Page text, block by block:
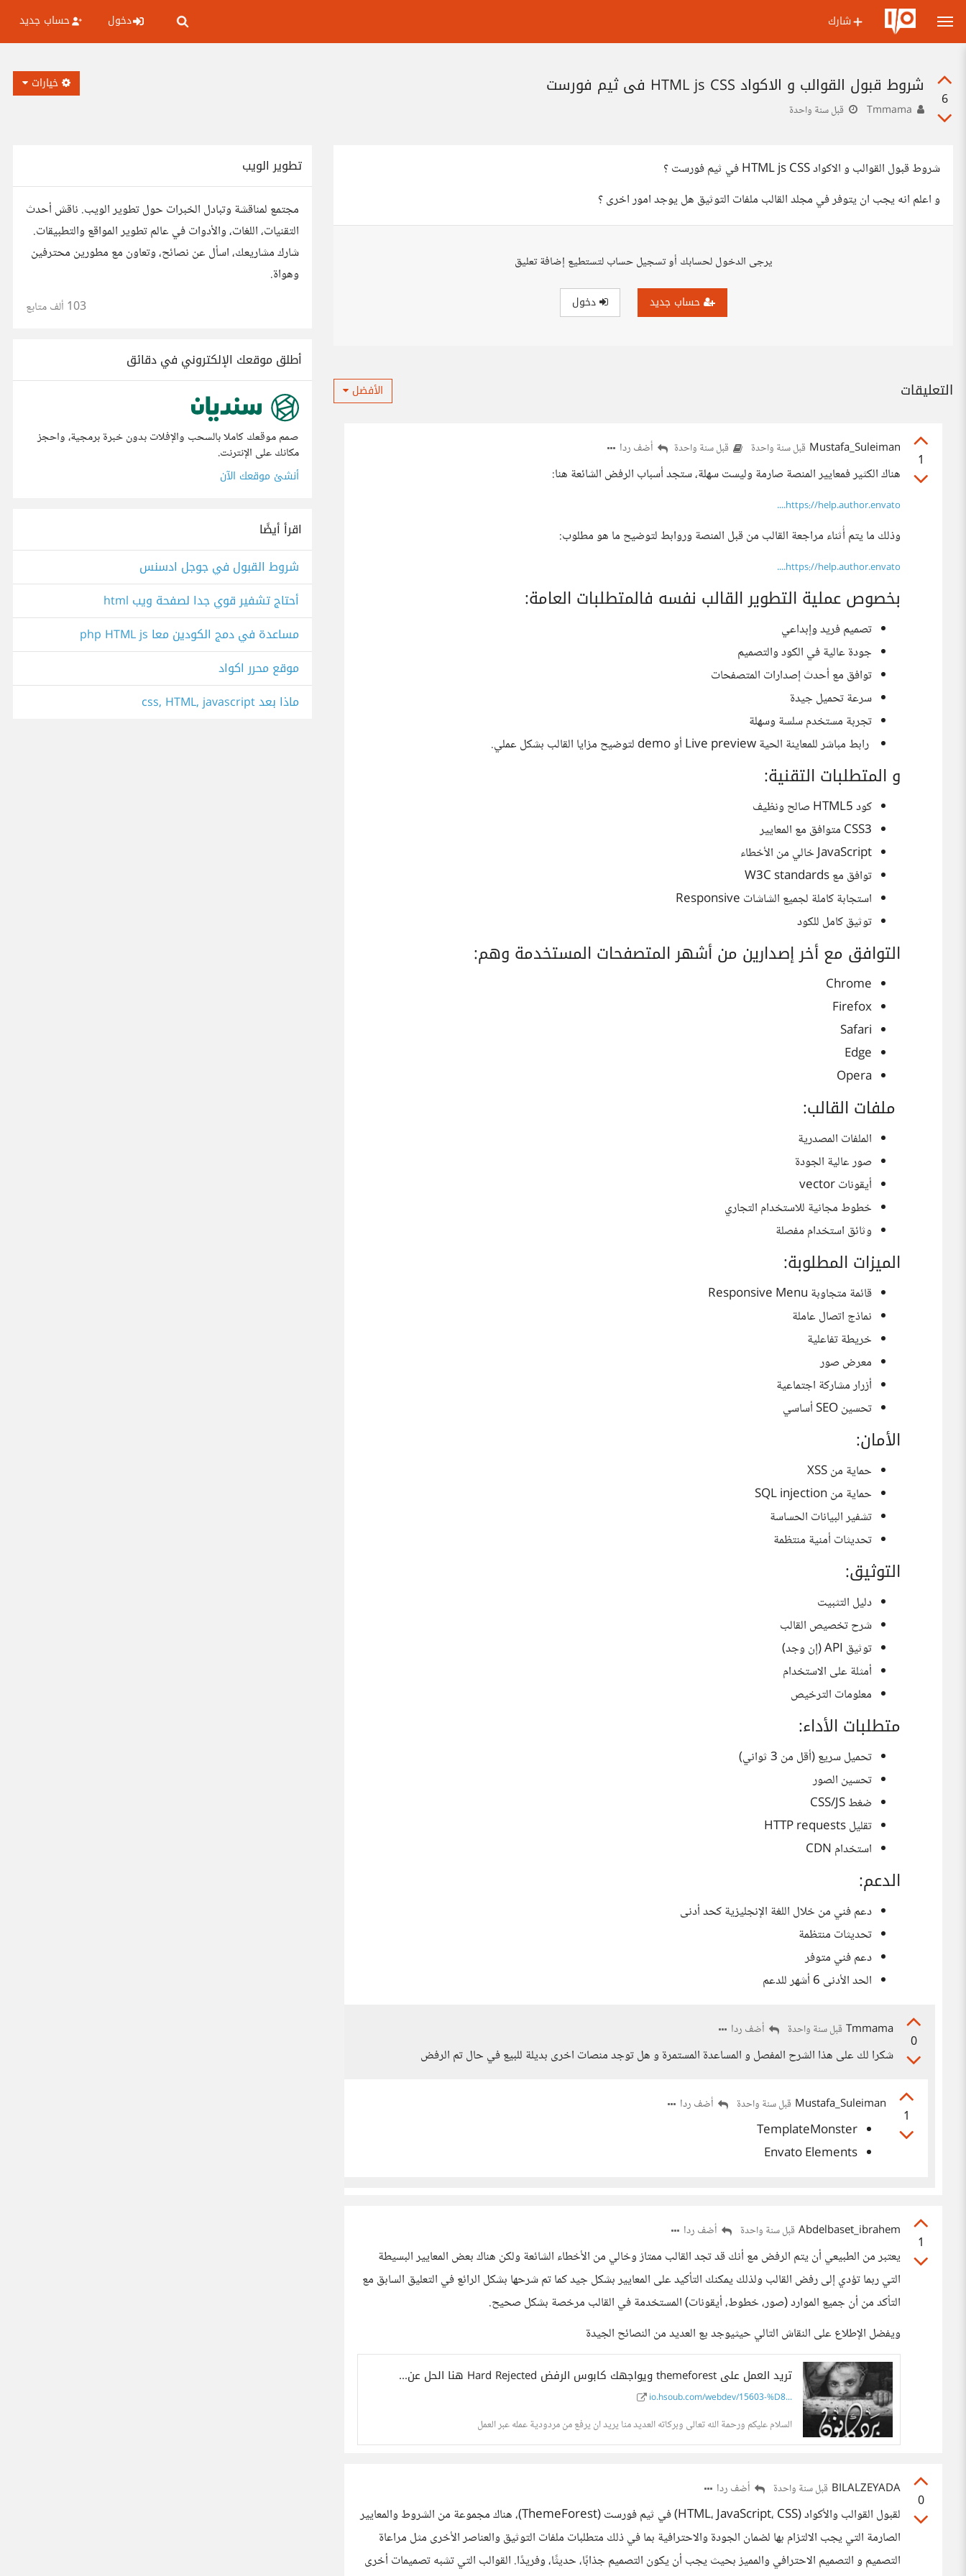
شارك دخول حساب جديد
6
شروط قبول القوالب و الاكواد HTML js CSS في ثيم فورست
قبل سنة واحدة
خيارات
شروط قبول القوالب و الاكواد HTML js CSS في ثيم فورست ؟
و اعلم انه يجب ان يتوفر في مجلد القالب ملفات التوثيق هل يوجد امور اخرى ؟
يرجى الدخول لحسابك أو تسجيل حساب لتستطيع إضافة تعليق
حساب جديد دخول
التعليقات الأفضل
1
Mustafa_Suleiman قبل سنة واحدة قبل سنة واحدة أضف ردا
هناك الكثير فمعايير المنصة صارمة وليست سهلة، ستجد أسباب الرفض الشائعة هنا:
https://help.author.envato....
وذلك ما يتم أُثناء مراجعة القالب من قبل المنصة وروابط لتوضيح ما هو مطلوب:
https://help.author.envato....
بخصوص عملية التطوير القالب نفسه فالمتطلبات العامة:
تصميم فريد وإبداعي
جودة عالية في الكود والتصميم
توافق مع أحدث إصدارات المتصفحات
سرعة تحميل جيدة
تجربة مستخدم سلسة وسهلة
رابط مباشر للمعاينة الحية Live preview أو demo لتوضيح مزايا القالب بشكل عملي.
و المتطلبات التقنية:
كود HTML5 صالح ونظيف
CSS3 متوافق مع المعايير
JavaScript خالي من الأخطاء
توافق مع W3C standards
استجابة كاملة لجميع الشاشات Responsive
توثيق كامل للكود
التوافق مع أخر إصدارين من أشهر المتصفحات المستخدمة وهم:
Chrome
Firefox
Safari
Edge
Opera
ملفات القالب:
الملفات المصدرية
صور عالية الجودة
أيقونات vector
خطوط مجانية للاستخدام التجاري
وثائق استخدام مفصلة
الميزات المطلوبة:
قائمة متجاوبة Responsive Menu
نماذج اتصال عاملة
خريطة تفاعلية
معرض صور
أزرار مشاركة اجتماعية
تحسين SEO أساسي
الأمان:
حماية من XSS
حماية من SQL injection
تشفير البيانات الحساسة
تحديثات أمنية منتظمة
التوثيق:
دليل التثبيت
شرح تخصيص القالب
توثيق API (إن وجد)
أمثلة على الاستخدام
معلومات الترخيص
متطلبات الأداء:
تحميل سريع (أقل من 3 ثواني)
تحسين الصور
ضغط CSS/JS
تقليل HTTP requests
استخدام CDN
الدعم:
دعم فني من خلال اللغة الإنجليزية كحد أدنى
تحديثات منتظمة
دعم فني متوفر
الحد الأدنى 6 أشهر للدعم
0
Tmmama قبل سنة واحدة أضف ردا
شكرا لك على هذا الشرح المفصل و المساعدة المستمرة و هل توجد منصات اخرى بديلة للبيع في حال تم الرفض
1
Mustafa_Suleiman قبل سنة واحدة أضف ردا
TemplateMonster
Envato Elements
1
Abdelbaset_ibrahem قبل سنة واحدة أضف ردا
يعتبر من الطبيعي أن يتم الرفض مع أنك قد تجد القالب ممتاز وخالي من الأخطاء الشائعة ولكن هناك بعض المعايير البسيطة
التي ربما تؤدي إلى رفض القالب ولذلك يمكنك التأكيد على المعايير بشكل جيد كما تم شرحها بشكل الرائع في التعليق السابق مع
التأكد من أن جميع الموارد (صور، خطوط، أيقونات) المستخدمة في القالب مرخصة بشكل صحيح.
ويفضل الإطلاع على النقاش التالي حيثيوجد بع العديد من النصائح الجيدة
تريد العمل على themeforest ويواجهك كابوس الرفض Hard Rejected هنا الحل عن...
io.hsoub.com/webdev/15603-%D8...
السلام عليكم ورحمة الله تعالى وبركاته العديد منا يريد ان يرفع من مردودية عمله عبر العمل
0
BILALZEYADA قبل سنة واحدة أضف ردا
لقبول القوالب والأكواد (HTML، JavaScript، CSS) في ثيم فورست (ThemeForest)، هناك مجموعة من الشروط والمعايير
الصارمة التي يجب الالتزام بها لضمان الجودة والاحترافية بما في ذلك متطلبات ملفات التوثيق والعناصر الأخرى مثل مراعاة
التصميم و التصميم الاحترافي والمميز بحيث يجب أن يكون التصميم جذابًا، حديثًا، وفريدًا. القوالب التي تشبه تصميمات أخرى
تطوير الويب
مجتمع لمناقشة وتبادل الخبرات حول تطوير الويب. ناقش أحدث
التقنيات، اللغات، والأدوات في عالم تطوير المواقع والتطبيقات.
شارك مشاريعك، اسأل عن نصائح، وتعاون مع مطورين محترفين
وهواة.
103 ألف متابع
أطلق موقعك الإلكتروني في دقائق
صمم موقعك كاملا بالسحب والإفلات بدون خبرة برمجية، واحجز
مكانك على الإنترنت.
أنشئ موقعك الآن
اقرأ أيضًا
شروط القبول في جوجل ادسنس
أحتاج تشفير قوي جدا لصفحة ويب html
مساعدة في دمج الكودين معا php HTML js
موقع محرر اكواد
ماذا بعد css, HTML, javascript